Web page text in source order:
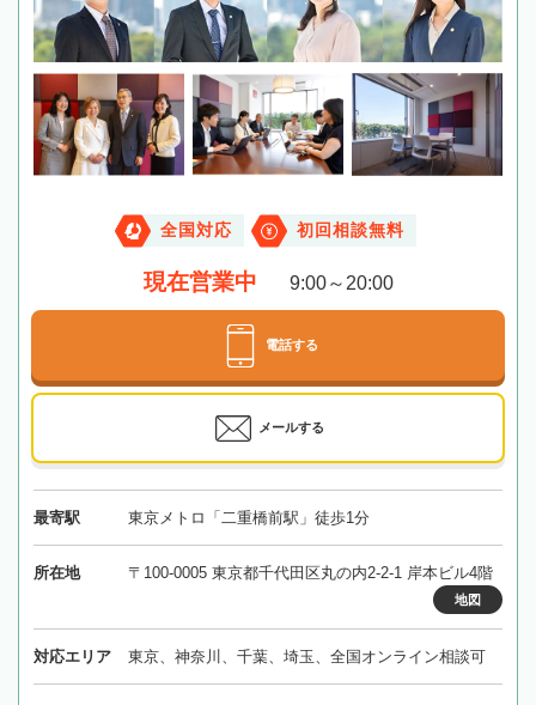
全国対応 初回相談無料
現在営業中 9:00～20:00
電話する
メールする
最寄駅 東京メトロ「二重橋前駅」徒歩1分
所在地 〒100-0005 東京都千代田区丸の内2-2-1 岸本ビル4階
地図
対応エリア 東京、神奈川、千葉、埼玉、全国オンライン相談可